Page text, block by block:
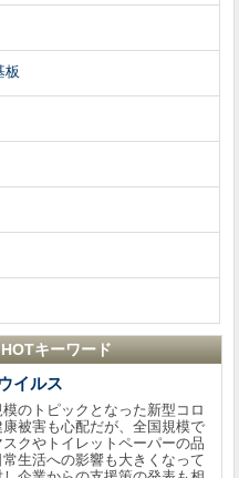
板
HOTキーワード
イルス
のトピックとなった新型コロ
被害も心配だが、全国規模で
クやトイレットペーパーの品
生活への影響も大きくなって